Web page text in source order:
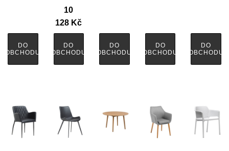
DO
OBCHODU
10
128 Kč
DO
OBCHODU
DO
OBCHODU
DO
OBCHODU
DO
OBCHODU